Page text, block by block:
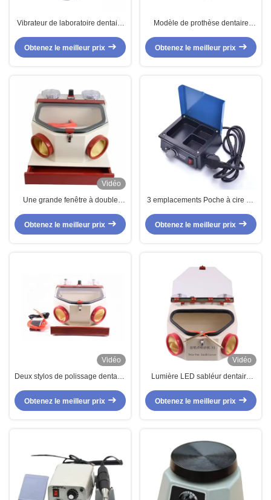
Vibrateur de laboratoire dentaire
Obtenez le meilleur prix
Modèle de prothèse dentaire
en plâtre dentaire
Obtenez le meilleur prix
Vidéo
Une grande fenêtre à double
Obtenez le meilleur prix
3 emplacements Poche à cire de
13,5 x 12,8 x 5,3 cm
Obtenez le meilleur prix
Vidéo
Deux stylos de polissage dentaire
Sandblaster dentaire avec
Obtenez le meilleur prix
Vidéo
Lumière LED sabléur dentaire
laboratoire dentaire machine de
Obtenez le meilleur prix